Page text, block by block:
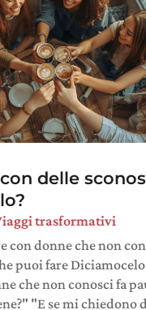
delle
trasformativi
con donne che non
puoi fare
che non conosci fa
"E se mi chiedono